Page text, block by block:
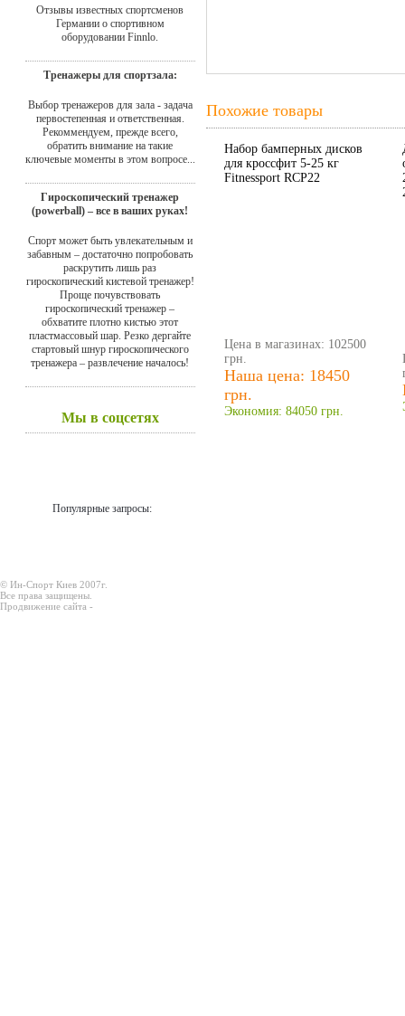
Отзывы известных спортсменов
Германии о спортивном
оборудовании Finnlo.
Тренажеры для спортзала:
Выбор тренажеров для зала - задача
первостепенная и ответственная.
Рекоммендуем, прежде всего,
обратить внимание на такие
ключевые моменты в этом вопросе...
Гироскопический тренажер
(powerball) – все в ваших руках!
Спорт может быть увлекательным и
забавным – достаточно попробовать
раскрутить лишь раз
гироскопический кистевой тренажер!
Проще почувствовать
гироскопический тренажер –
обхватите плотно кистью этот
пластмассовый шар. Резко дергайте
стартовый шнур гироскопического
тренажера – развлечение началось!
Мы в соцсетях
Популярные запросы:
Похожие товары
Набор бамперных дисков
для кроссфит 5-25 кг
Fitnessport RCP22
Цена в магазинах: 102500
грн.
Наша цена: 18450
грн.
Экономия: 84050 грн.
© Ин-Спорт Киев 2007г.
Все права защищены.
Продвижение сайта -